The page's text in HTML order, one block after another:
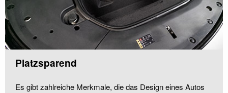
Platzsparend
Es gibt zahlreiche Merkmale, die das Design eines Autos